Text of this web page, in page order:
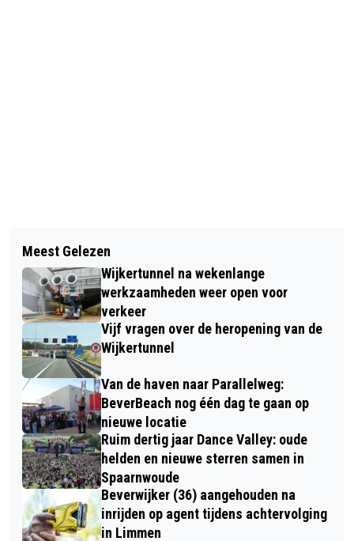
ACTION ROEPT UGAS GASLANTAARN
TERUG; RISICO OP BRAND EN
BRANDWONDEN
TÓCH 42E EDITIE WIELERRONDE VAN
BEVERWIJK 2023
Meest Gelezen
Wijkertunnel na wekenlange
werkzaamheden weer open voor
verkeer
Vijf vragen over de heropening van de
Wijkertunnel
Van de haven naar Parallelweg:
BeverBeach nog één dag te gaan op
nieuwe locatie
Ruim dertig jaar Dance Valley: oude
helden en nieuwe sterren samen in
Spaarnwoude
Beverwijker (36) aangehouden na
inrijden op agent tijdens achtervolging
in Limmen